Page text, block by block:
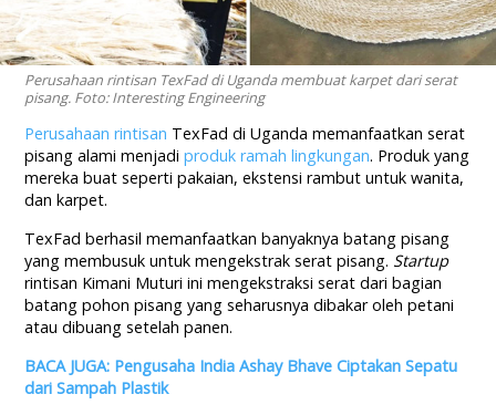
Perusahaan rintisan TexFad di Uganda membuat karpet dari serat
pisang. Foto: Interesting Engineering
Perusahaan rintisan TexFad di Uganda memanfaatkan serat
pisang alami menjadi produk ramah lingkungan. Produk yang
mereka buat seperti pakaian, ekstensi rambut untuk wanita,
dan karpet.
TexFad berhasil memanfaatkan banyaknya batang pisang
yang membusuk untuk mengekstrak serat pisang. Startup
rintisan Kimani Muturi ini mengekstraksi serat dari bagian
batang pohon pisang yang seharusnya dibakar oleh petani
atau dibuang setelah panen.
BACA JUGA: Pengusaha India Ashay Bhave Ciptakan Sepatu
dari Sampah Plastik